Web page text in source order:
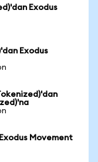
Exodus
Exodus
Movement